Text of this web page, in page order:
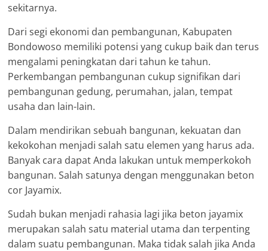
sekitarnya.
Dari segi ekonomi dan pembangunan, Kabupaten
Bondowoso memiliki potensi yang cukup baik dan terus
mengalami peningkatan dari tahun ke tahun.
Perkembangan pembangunan cukup signifikan dari
pembangunan gedung, perumahan, jalan, tempat
usaha dan lain-lain.
Dalam mendirikan sebuah bangunan, kekuatan dan
kekokohan menjadi salah satu elemen yang harus ada.
Banyak cara dapat Anda lakukan untuk memperkokoh
bangunan. Salah satunya dengan menggunakan beton
cor Jayamix.
Sudah bukan menjadi rahasia lagi jika beton jayamix
merupakan salah satu material utama dan terpenting
dalam suatu pembangunan. Maka tidak salah jika Anda